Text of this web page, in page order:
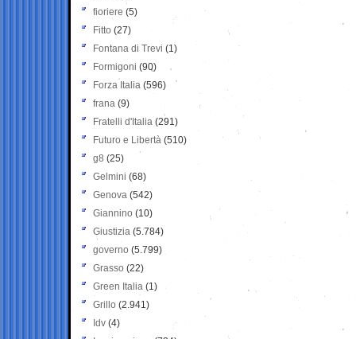
fioriere (5)
Fitto (27)
Fontana di Trevi (1)
Formigoni (90)
Forza Italia (596)
frana (9)
Fratelli d'Italia (291)
Futuro e Libertà (510)
g8 (25)
Gelmini (68)
Genova (542)
Giannino (10)
Giustizia (5.784)
governo (5.799)
Grasso (22)
Green Italia (1)
Grillo (2.941)
Idv (4)